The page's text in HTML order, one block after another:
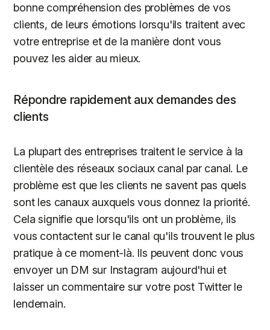
bonne compréhension des problèmes de vos
clients, de leurs émotions lorsqu'ils traitent avec
votre entreprise et de la manière dont vous
pouvez les aider au mieux.
Répondre rapidement aux demandes des
clients
La plupart des entreprises traitent le service à la
clientèle des réseaux sociaux canal par canal. Le
problème est que les clients ne savent pas quels
sont les canaux auxquels vous donnez la priorité.
Cela signifie que lorsqu'ils ont un problème, ils
vous contactent sur le canal qu'ils trouvent le plus
pratique à ce moment-là. Ils peuvent donc vous
envoyer un DM sur Instagram aujourd'hui et
laisser un commentaire sur votre post Twitter le
lendemain.